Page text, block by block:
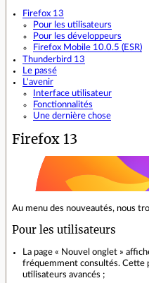
Firefox 13
Pour les utilisateurs
Pour les développeurs
Firefox Mobile 10.0.5 (ESR)
Thunderbird 13
Le passé
L'avenir
Interface utilisateur
Fonctionnalités
Une dernière chose
Firefox 13
Au menu des nouveautés, nous
Pour les utilisateurs
La page « Nouvel onglet »
fréquemment consultés. Cette
utilisateurs avancés ;